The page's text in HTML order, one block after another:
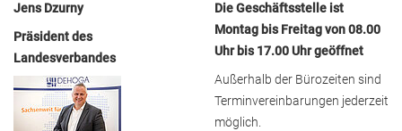
Jens Dzurny
Präsident des
Landesverbandes
Die Geschäftsstelle ist
Montag bis Freitag von 08.00
Uhr bis 17.00 Uhr geöffnet
Außerhalb der Bürozeiten sind
Terminvereinbarungen jederzeit
möglich.